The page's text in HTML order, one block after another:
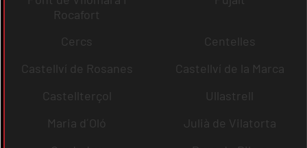
Rocafort
Cercs
Centelles
Castellví de Rosanes
Castellví de la Marca
Castellterçol
Ullastrell
Maria d´Oló
Julià de Vilatorta